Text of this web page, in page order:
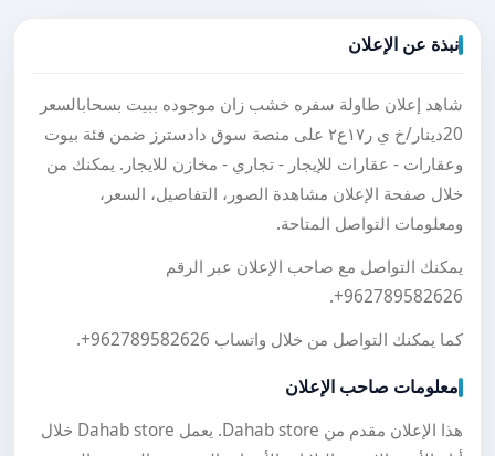
نبذة عن الإعلان
شاهد إعلان طاولة سفره خشب زان موجوده ببيت بسحابالسعر
20دينار/خ ي ر١٧ع٢ على منصة سوق دادسترز ضمن فئة بيوت
وعقارات - عقارات للإيجار - تجاري - مخازن للايجار. يمكنك من
خلال صفحة الإعلان مشاهدة الصور، التفاصيل، السعر،
ومعلومات التواصل المتاحة.
يمكنك التواصل مع صاحب الإعلان عبر الرقم
+962789582626
.
كما يمكنك التواصل من خلال واتساب +962789582626
.
معلومات صاحب الإعلان
هذا الإعلان مقدم من Dahab store. يعمل Dahab store خلال